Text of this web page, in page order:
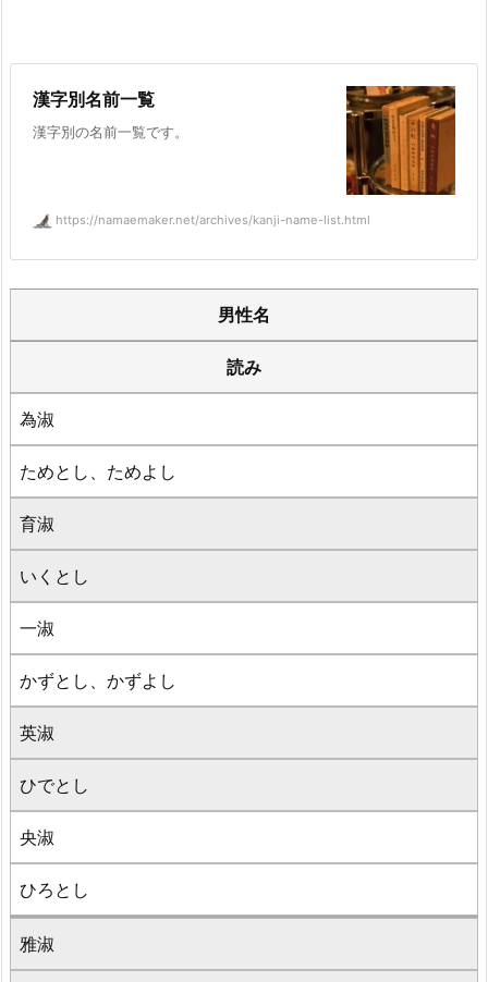
漢字別名前一覧
漢字別の名前一覧です。
https://namaemaker.net/archives/kanji-name-list.html
男性名
読み
為淑
ためとし、ためよし
育淑
いくとし
一淑
かずとし、かずよし
英淑
ひでとし
央淑
ひろとし
雅淑